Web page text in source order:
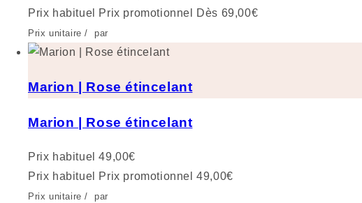
Prix habituel
Prix promotionnel Dès 69,00€
Prix unitaire / par
Marion | Rose étincelant
Marion | Rose étincelant
Prix habituel 49,00€
Prix habituel
Prix promotionnel 49,00€
Prix unitaire / par